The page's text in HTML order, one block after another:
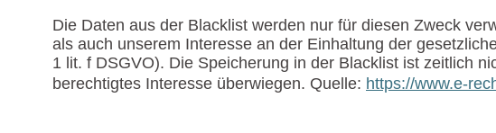
Die Daten aus der Blacklist werden nur für diesen Zweck
als auch unserem Interesse an der Einhaltung der
1 lit. f DSGVO). Die Speicherung in der Blacklist ist zeitlich
berechtigtes Interesse überwiegen. Quelle: https://www.e-